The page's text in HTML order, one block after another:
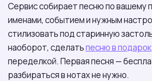
Сервис собирает песню по вашему
именами, событием и нужным
стилизовать под старинную
наоборот, сделатьпесню в подарок
переделкой. Первая песня —
разбираться в нотах не нужно.